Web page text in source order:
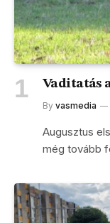
Vaditatás
By vasmedia
Augusztus
még tovább